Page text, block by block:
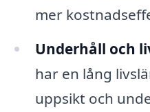
mer
Underhåll och
har en lång
uppsikt och